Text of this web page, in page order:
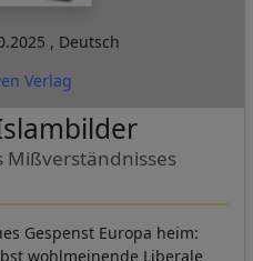
, Deutsch
Verlag
Mißverständnisses
Gespenst Europa heim:
wohlmeinende Liberale